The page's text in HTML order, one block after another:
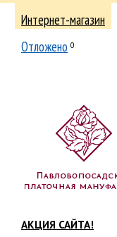
Интернет-магазин
Отложено 0
АКЦИЯ САЙТА!